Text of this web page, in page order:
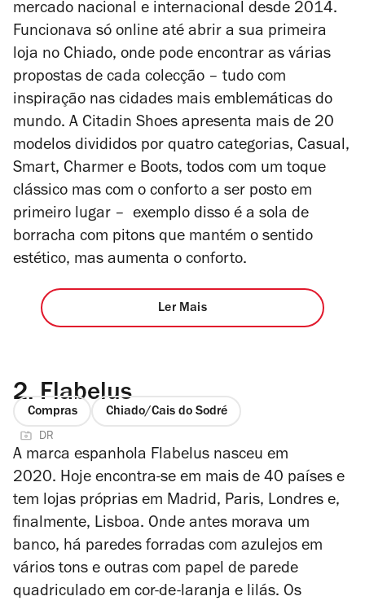
mercado nacional e internacional desde 2014.
Funcionava só online até abrir a sua primeira
loja no Chiado, onde pode encontrar as várias
propostas de cada colecção – tudo com
inspiração nas cidades mais emblemáticas do
mundo. A Citadin Shoes apresenta mais de 20
modelos divididos por quatro categorias, Casual,
Smart, Charmer e Boots, todos com um toque
clássico mas com o conforto a ser posto em
primeiro lugar – exemplo disso é a sola de
borracha com pitons que mantém o sentido
estético, mas aumenta o conforto.
Ler Mais
2. Flabelus
Compras Chiado/Cais do Sodré
DR
A marca espanhola Flabelus nasceu em
2020. Hoje encontra-se em mais de 40 países e
tem lojas próprias em Madrid, Paris, Londres e,
finalmente, Lisboa. Onde antes morava um
banco, há paredes forradas com azulejos em
vários tons e outras com papel de parede
quadriculado em cor-de-laranja e lilás. Os